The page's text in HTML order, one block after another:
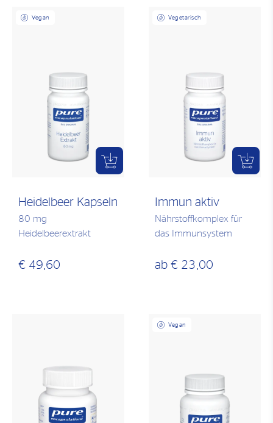
Vegan
Heidelbeer Kapseln
80 mg
Heidelbeerextrakt
€ 49,60
Vegetarisch
Immun aktiv
Nährstoffkomplex für
das Immunsystem
ab € 23,00
Vegan